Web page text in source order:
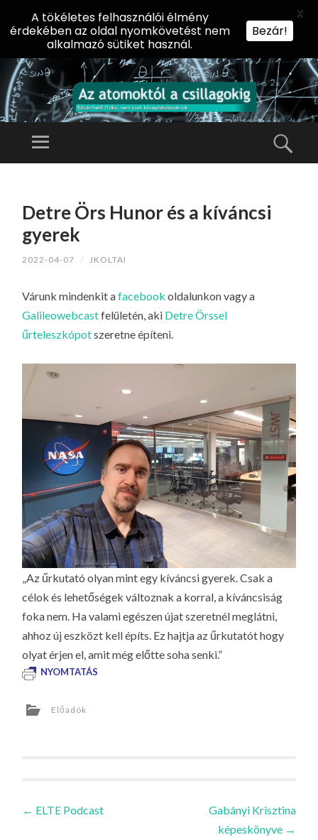
AZ
KT
CS
IL
O
G
Előadássorozat
Természettudományi
Menü
TARTALOMHOZ
Detre Örs Hunor és a kíváncsi
gyerek
2022-04-07 / JKOLTAI
Várunk mindenkit afacebook oldalunkon vagy a
Galileowebcastfelületén, aki Detre Örssel
űrteleszkópotszeretne építeni.
„Az űrkutató olyan mint egy kíváncsi gyerek. Csak a
célok és lehetőségek változnak a korral, a kíváncsiság
foka nem. Ha valami egészen újat szeretnél meglátni,
ahhoz új eszközt kell építs. Ez hajtja az űrkutatót hogy
olyat érjen el, amit még előtte soha senki.”
NYOMTATÁS
Előadók
Bejegyzések
← ELTE Podcast
Gabányi Krisztina
képeskönyve →
A tökéletes felhasználói élmény
érdekében az oldal nyomkövetést nem
alkalmazó sütiket használ.
Bezár!
X